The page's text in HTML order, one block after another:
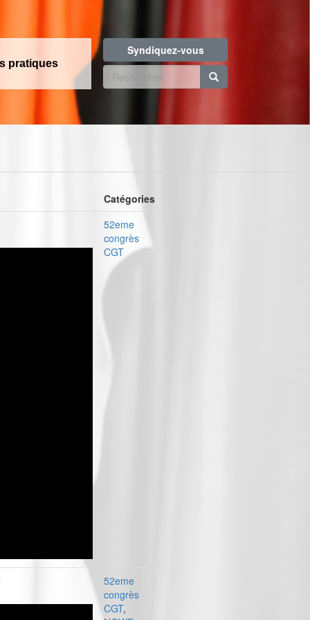
pratiques
Syndiquez-vous
Formulaire
recherche
Catégories
52eme
congrès
CGT
52eme
congrès
CGT,